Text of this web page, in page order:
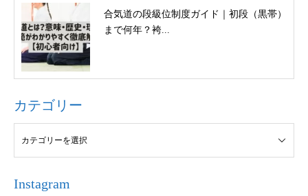
合気道の段級位制度ガイド｜初段（黒帯）
まで何年？袴...
カテゴリー
Instagram